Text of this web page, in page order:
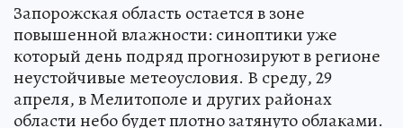
Запорожская область остается в зоне
повышенной влажности: синоптики уже
который день подряд прогнозируют в регионе
неустойчивые метеоусловия. В среду, 29
апреля, в Мелитополе и других районах
области небо будет плотно затянуто облаками.